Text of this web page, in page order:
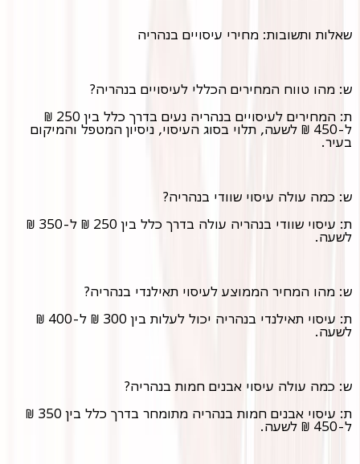
שאלות ותשובות: מחירי עיסויים בנהריה
ש: מהו טווח המחירים הכללי לעיסויים בנהריה?
ת: המחירים לעיסויים בנהריה נעים בדרך כלל בין 250 ₪
ל-450 ₪ לשעה, תלוי בסוג העיסוי, ניסיון המטפל והמיקום
בעיר.
ש: כמה עולה עיסוי שוודי בנהריה?
ת: עיסוי שוודי בנהריה עולה בדרך כלל בין 250 ₪ ל-350 ₪
לשעה.
ש: מהו המחיר הממוצע לעיסוי תאילנדי בנהריה?
ת: עיסוי תאילנדי בנהריה יכול לעלות בין 300 ₪ ל-400 ₪
לשעה.
ש: כמה עולה עיסוי אבנים חמות בנהריה?
ת: עיסוי אבנים חמות בנהריה מתומחר בדרך כלל בין 350 ₪
ל-450 ₪ לשעה.